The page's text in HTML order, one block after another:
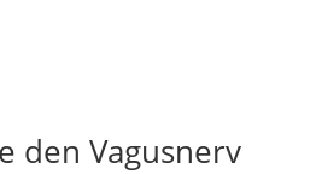
den Vagusnerv